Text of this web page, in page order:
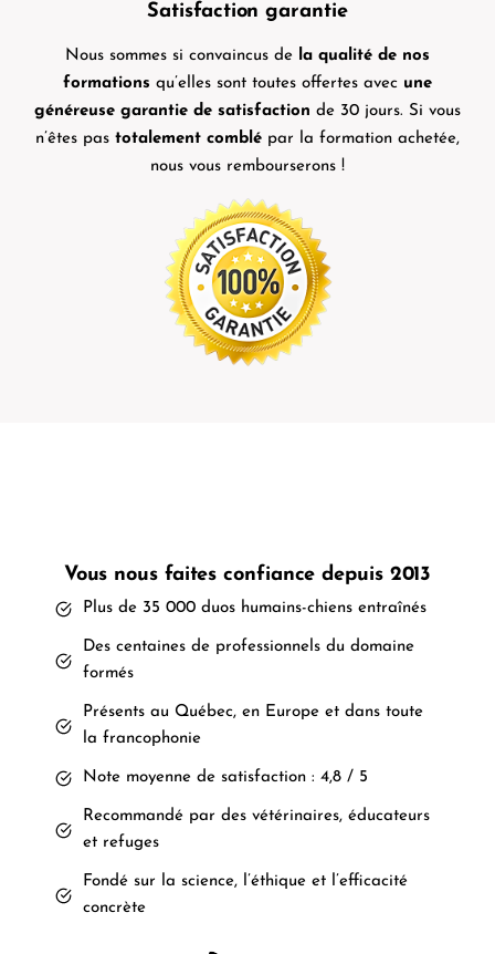
Satisfaction garantie
Nous sommes si convaincus de
la qualité de nos
formations qu’elles sont toutes offertes avec une
généreuse garantie de satisfaction de 30 jours. Si vous
n’êtes pas totalement comblé par la formation achetée,
nous vous rembourserons !
Vous nous faites confiance depuis 2013
Plus de 35 000 duos humains-chiens entraînés
Des centaines de professionnels du domaine
formés
Présents au Québec, en Europe et dans toute
la francophonie
Note moyenne de satisfaction : 4,8 / 5
Recommandé par des vétérinaires, éducateurs
et refuges
Fondé sur la science, l’éthique et l’efficacité
concrète